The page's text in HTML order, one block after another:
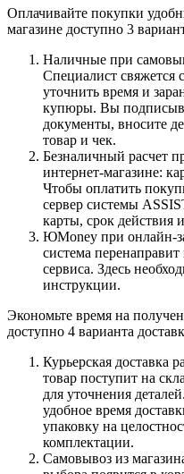
Оплачивайте покупки
магазине доступно 3
Наличные при
Специалист свяжется
уточнить время и
купюры. Вы
документы, вносите
товар и чек.
Безналичный расчет
интернет-магазине:
Чтобы оплатить
сервер системы
карты, срок действия
ЮMoney при онлайн-
система
сервиса. Здесь
инструкции.
Экономьте время на
доступно 4 варианта
Курьерская доставка
товар поступит на
для уточнения
удобное время
упаковку на
комплектации.
Самовывоз из